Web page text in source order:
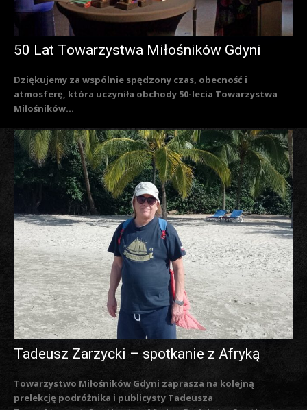
50 Lat Towarzystwa Miłośników Gdyni
Dziękujemy za wspólnie spędzony czas, obecność i
atmosferę, która uczyniła obchody 50-lecia Towarzystwa
Miłośników...
Tadeusz Zarzycki – spotkanie z Afryką
Towarzystwo Miłośników Gdyni zaprasza na kolejną
prelekcję podróżnika i publicysty Tadeusza